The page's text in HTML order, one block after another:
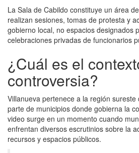
La Sala de Cabildo constituye un área
realizan sesiones, tomas de protesta y
gobierno local, no espacios designados
celebraciones privadas de funcionarios
¿Cuál es el
controversia?
Villanueva pertenece a la región
parte de municipios donde gobierna la
video surge en un momento cuando
enfrentan diversos escrutinios sobre la
recursos y espacios públicos.